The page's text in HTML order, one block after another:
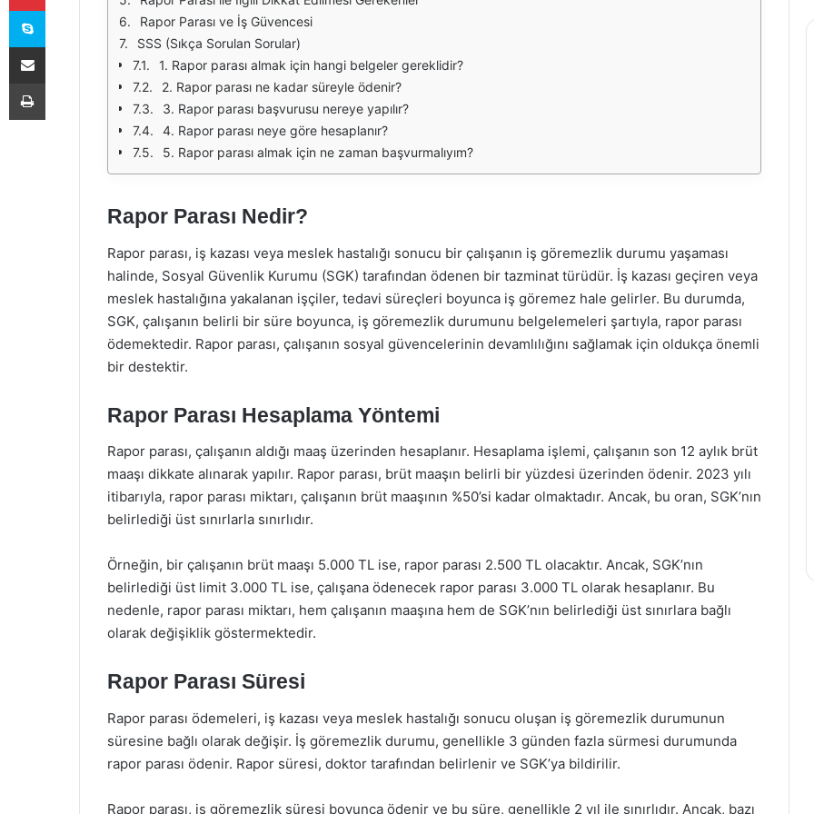
Rapor Parası ve İş Güvencesi
SSS (Sıkça Sorulan Sorular)
1. Rapor parası almak için hangi belgeler gereklidir?
2. Rapor parası ne kadar süreyle ödenir?
3. Rapor parası başvurusu nereye yapılır?
4. Rapor parası neye göre hesaplanır?
5. Rapor parası almak için ne zaman başvurmalıyım?
Rapor Parası Nedir?
Rapor parası, iş kazası veya meslek hastalığı sonucu bir çalışanın iş göremezlik durumu yaşaması
halinde, Sosyal Güvenlik Kurumu (SGK) tarafından ödenen bir tazminat türüdür. İş kazası geçiren veya
meslek hastalığına yakalanan işçiler, tedavi süreçleri boyunca iş göremez hale gelirler. Bu durumda,
SGK, çalışanın belirli bir süre boyunca, iş göremezlik durumunu belgelemeleri şartıyla, rapor parası
ödemektedir. Rapor parası, çalışanın sosyal güvencelerinin devamlılığını sağlamak için oldukça önemli
bir destektir.
Rapor Parası Hesaplama Yöntemi
Rapor parası, çalışanın aldığı maaş üzerinden hesaplanır. Hesaplama işlemi, çalışanın son 12 aylık brüt
maaşı dikkate alınarak yapılır. Rapor parası, brüt maaşın belirli bir yüzdesi üzerinden ödenir. 2023 yılı
itibarıyla, rapor parası miktarı, çalışanın brüt maaşının %50’si kadar olmaktadır. Ancak, bu oran, SGK’nın
belirlediği üst sınırlarla sınırlıdır.
Örneğin, bir çalışanın brüt maaşı 5.000 TL ise, rapor parası 2.500 TL olacaktır. Ancak, SGK’nın
belirlediği üst limit 3.000 TL ise, çalışana ödenecek rapor parası 3.000 TL olarak hesaplanır. Bu
nedenle, rapor parası miktarı, hem çalışanın maaşına hem de SGK’nın belirlediği üst sınırlara bağlı
olarak değişiklik göstermektedir.
Rapor Parası Süresi
Rapor parası ödemeleri, iş kazası veya meslek hastalığı sonucu oluşan iş göremezlik durumunun
süresine bağlı olarak değişir. İş göremezlik durumu, genellikle 3 günden fazla sürmesi durumunda
rapor parası ödenir. Rapor süresi, doktor tarafından belirlenir ve SGK’ya bildirilir.
Rapor parası, iş göremezlik süresi boyunca ödenir ve bu süre, genellikle 2 yıl ile sınırlıdır. Ancak, bazı
Skype
E-Posta ile paylaş